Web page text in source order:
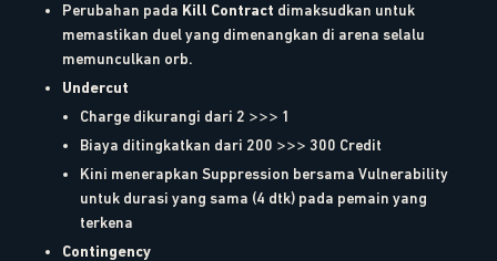
Perubahan pada Kill Contract dimaksudkan untuk
memastikan duel yang dimenangkan di arena selalu
memunculkan orb.
Undercut
Charge dikurangi dari 2 >>> 1
Biaya ditingkatkan dari 200 >>> 300 Credit
Kini menerapkan Suppression bersama Vulnerability
untuk durasi yang sama (4 dtk) pada pemain yang
terkena
Contingency